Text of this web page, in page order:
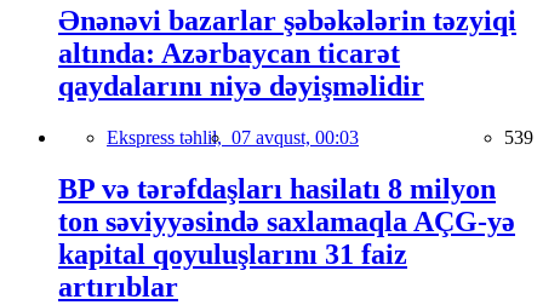
Ənənəvi bazarlar şəbəkələrin təzyiqi
altında: Azərbaycan ticarət
qaydalarını niyə dəyişməlidir
Ekspress təhlil, 07 avqust, 00:03 539
BP və tərəfdaşları hasilatı 8 milyon
ton səviyyəsində saxlamaqla AÇG-yə
kapital qoyuluşlarını 31 faiz
artırıblar